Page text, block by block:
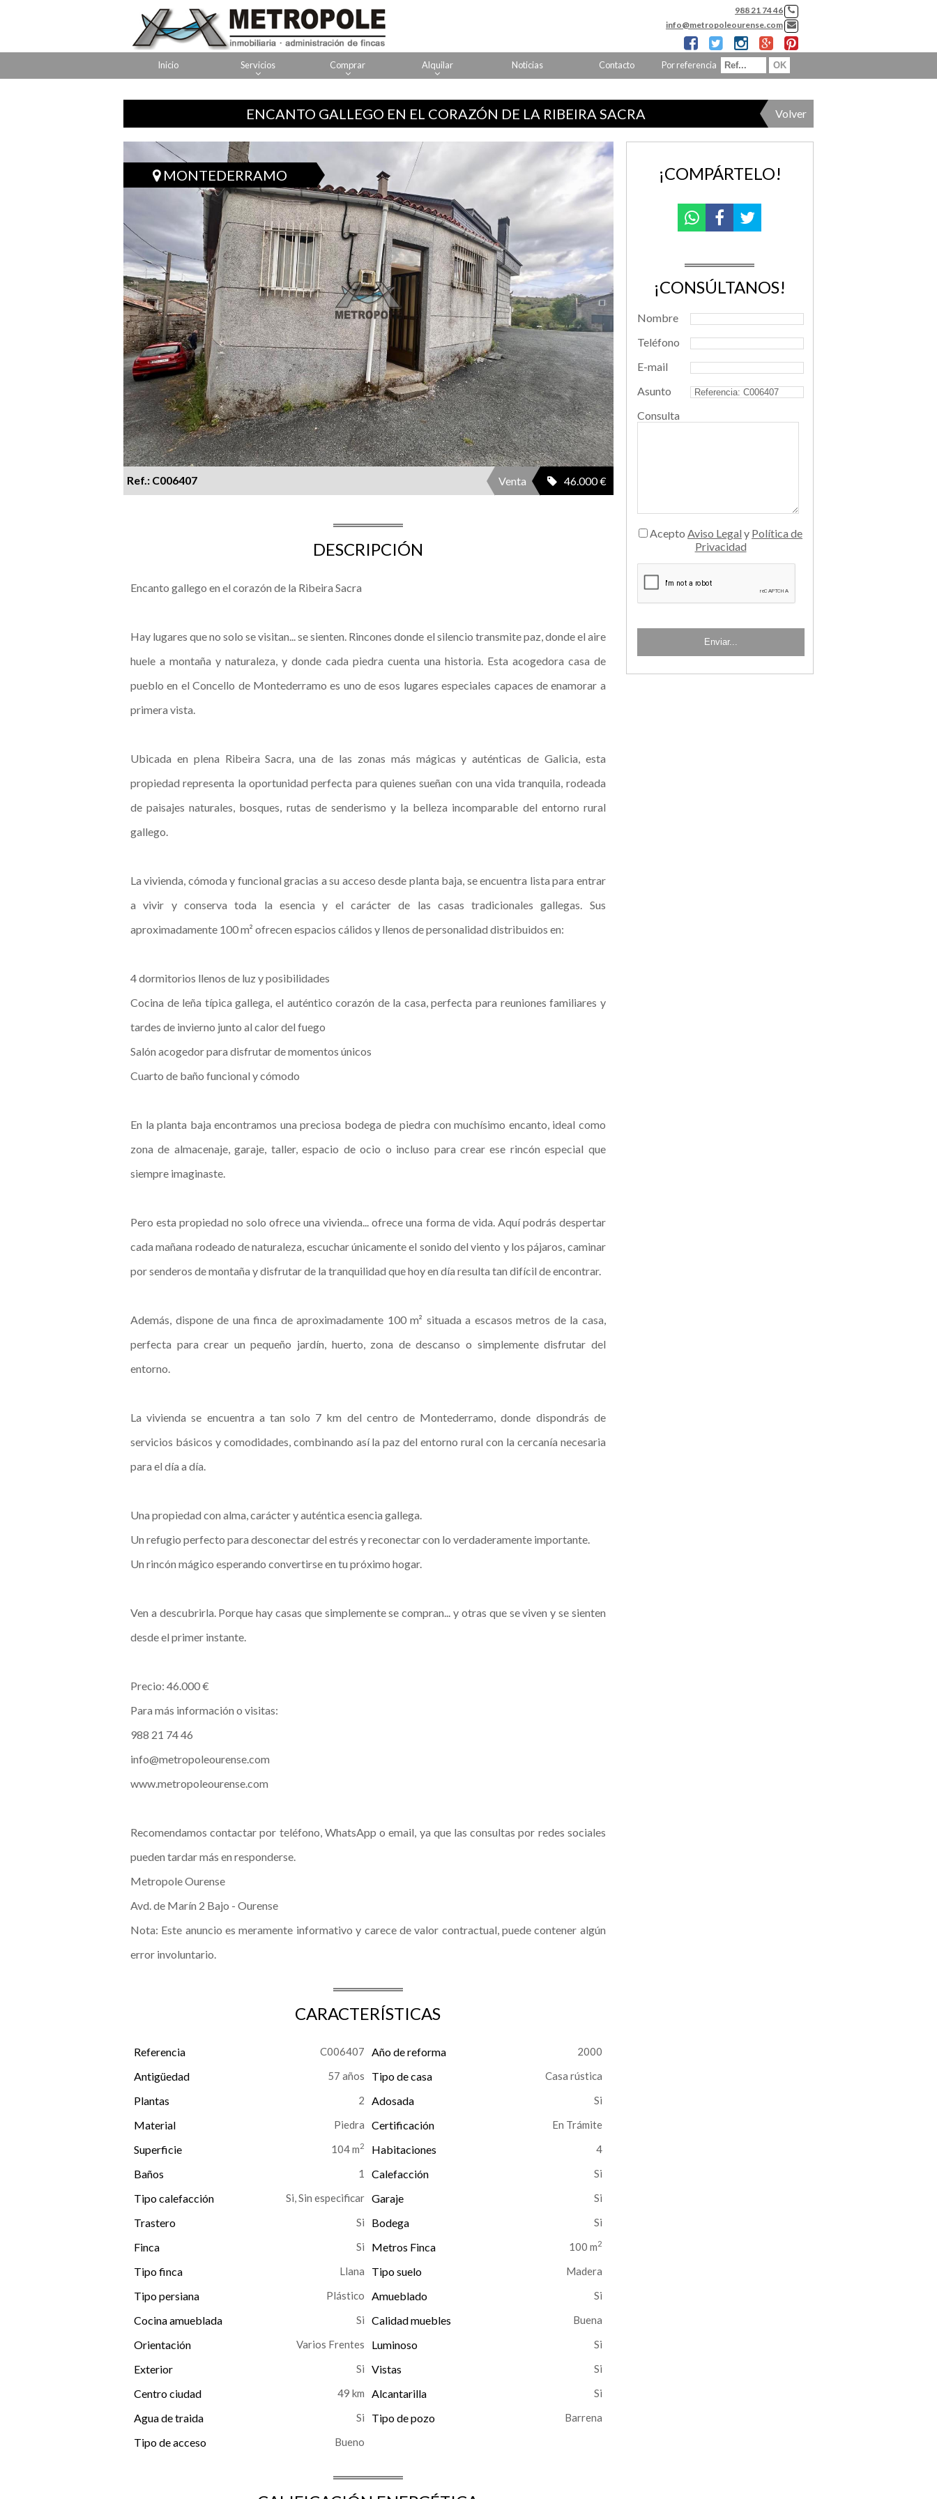
988 21 74 46
info@metropoleourense.com
Inicio Servicios Comprar Alquilar Noticias Contacto Por referencia
ENCANTO GALLEGO EN EL CORAZÓN DE LA RIBEIRA SACRA Volver
MONTEDERRAMO
Ref.: C006407 Venta 46.000 €
DESCRIPCIÓN
Encanto gallego en el corazón de la Ribeira Sacra
Hay lugares que no solo se visitan... se sienten. Rincones donde el silencio transmite paz, donde el aire
huele a montaña y naturaleza, y donde cada piedra cuenta una historia. Esta acogedora casa de
pueblo en el Concello de Montederramo es uno de esos lugares especiales capaces de enamorar a
primera vista.
Ubicada en plena Ribeira Sacra, una de las zonas más mágicas y auténticas de Galicia, esta
propiedad representa la oportunidad perfecta para quienes sueñan con una vida tranquila, rodeada
de paisajes naturales, bosques, rutas de senderismo y la belleza incomparable del entorno rural
gallego.
La vivienda, cómoda y funcional gracias a su acceso desde planta baja, se encuentra lista para entrar
a vivir y conserva toda la esencia y el carácter de las casas tradicionales gallegas. Sus
aproximadamente 100 m² ofrecen espacios cálidos y llenos de personalidad distribuidos en:
4 dormitorios llenos de luz y posibilidades
Cocina de leña típica gallega, el auténtico corazón de la casa, perfecta para reuniones familiares y
tardes de invierno junto al calor del fuego
Salón acogedor para disfrutar de momentos únicos
Cuarto de baño funcional y cómodo
En la planta baja encontramos una preciosa bodega de piedra con muchísimo encanto, ideal como
zona de almacenaje, garaje, taller, espacio de ocio o incluso para crear ese rincón especial que
siempre imaginaste.
Pero esta propiedad no solo ofrece una vivienda... ofrece una forma de vida. Aquí podrás despertar
cada mañana rodeado de naturaleza, escuchar únicamente el sonido del viento y los pájaros, caminar
por senderos de montaña y disfrutar de la tranquilidad que hoy en día resulta tan difícil de encontrar.
Además, dispone de una finca de aproximadamente 100 m² situada a escasos metros de la casa,
perfecta para crear un pequeño jardín, huerto, zona de descanso o simplemente disfrutar del
entorno.
La vivienda se encuentra a tan solo 7 km del centro de Montederramo, donde dispondrás de
servicios básicos y comodidades, combinando así la paz del entorno rural con la cercanía necesaria
para el día a día.
Una propiedad con alma, carácter y auténtica esencia gallega.
Un refugio perfecto para desconectar del estrés y reconectar con lo verdaderamente importante.
Un rincón mágico esperando convertirse en tu próximo hogar.
Ven a descubrirla. Porque hay casas que simplemente se compran... y otras que se viven y se sienten
desde el primer instante.
Precio: 46.000 €
Para más información o visitas:
988 21 74 46
info@metropoleourense.com
www.metropoleourense.com
Recomendamos contactar por teléfono, WhatsApp o email, ya que las consultas por redes sociales
pueden tardar más en responderse.
Metropole Ourense
Avd. de Marín 2 Bajo - Ourense
Nota: Este anuncio es meramente informativo y carece de valor contractual, puede contener algún
error involuntario.
CARACTERÍSTICAS
Referencia C006407 Año de reforma 2000
Antigüedad 57 años Tipo de casa Casa rústica
Plantas 2
Adosada
Material
Piedra Certificación En Trámite
Superficie 104 m2 Habitaciones 4
Baños 1
Calefacción
Tipo calefacción
Si, Sin especificar Garaje
Trastero
Bodega
Finca
Metros Finca 100 m2
Tipo finca Llana Tipo suelo Madera
Tipo persiana Plástico
Amueblado
Cocina amueblada
Calidad muebles Buena
Orientación Varios Frentes
Luminoso
Exterior
Vistas
Centro ciudad
49 km
Alcantarilla
Agua de traida
Tipo de pozo Barrena
Tipo de acceso Bueno
¡COMPÁRTELO!
¡CONSÚLTANOS!
Nombre
Teléfono
E-mail
Asunto
Consulta
Acepto Aviso Legal y Política de
Privacidad